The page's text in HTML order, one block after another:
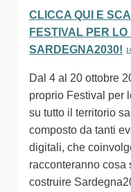
CLICCA QUI E
FESTIVAL PER
SARDEGNA2030!
Dal 4 al 20 ottobre
proprio Festival per
su tutto il territorio
composto da tanti
digitali, che
racconteranno cosa
costruire